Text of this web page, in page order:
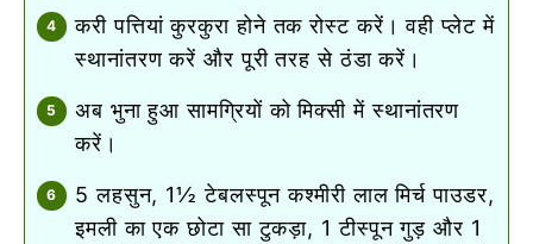
करी पत्तियां कुरकुरा होने तक रोस्ट करें। वही प्लेट में
स्थानांतरण करें और पूरी तरह से ठंडा करें।
अब भुना हुआ सामग्रियों को मिक्सी में स्थानांतरण
करें।
5 लहसुन, 1½ टेबलस्पून कश्मीरी लाल मिर्च पाउडर,
इमली का एक छोटा सा टुकड़ा, 1 टीस्पून गुड़ और 1